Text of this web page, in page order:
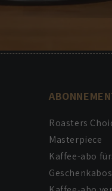
Roasters
Masterpiece
Kaffee-abo
Geschenkabos